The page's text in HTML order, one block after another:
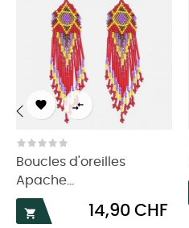
 
Boucles d'oreilles
Apache...

Prix
14,90 CHF
‹